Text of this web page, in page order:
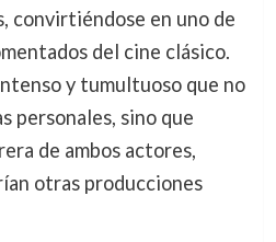
convirtiéndose en uno de
del cine clásico.
y tumultuoso que no
personales, sino que
de ambos actores,
otras producciones